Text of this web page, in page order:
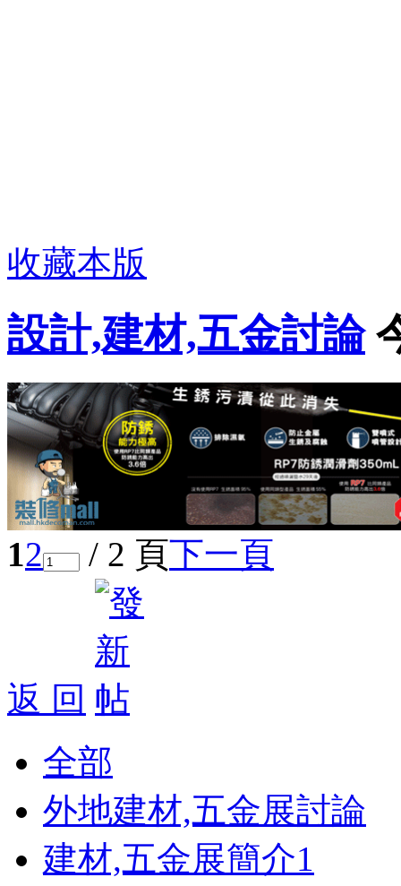
收藏本版
設計,建材,五金討論
12 / 2 頁下一頁
返 回
全部
外地建材,五金展討論
建材,五金展簡介1